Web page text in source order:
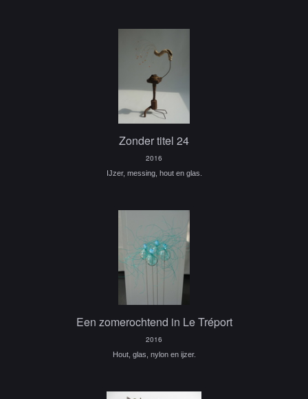
Zonder titel 24
2016
IJzer, messing, hout en glas.
Een zomerochtend in Le Tréport
2016
Hout, glas, nylon en ijzer.